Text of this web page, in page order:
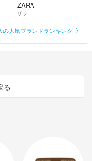
ZARA
ザラ
の人気ブランドランキング
る